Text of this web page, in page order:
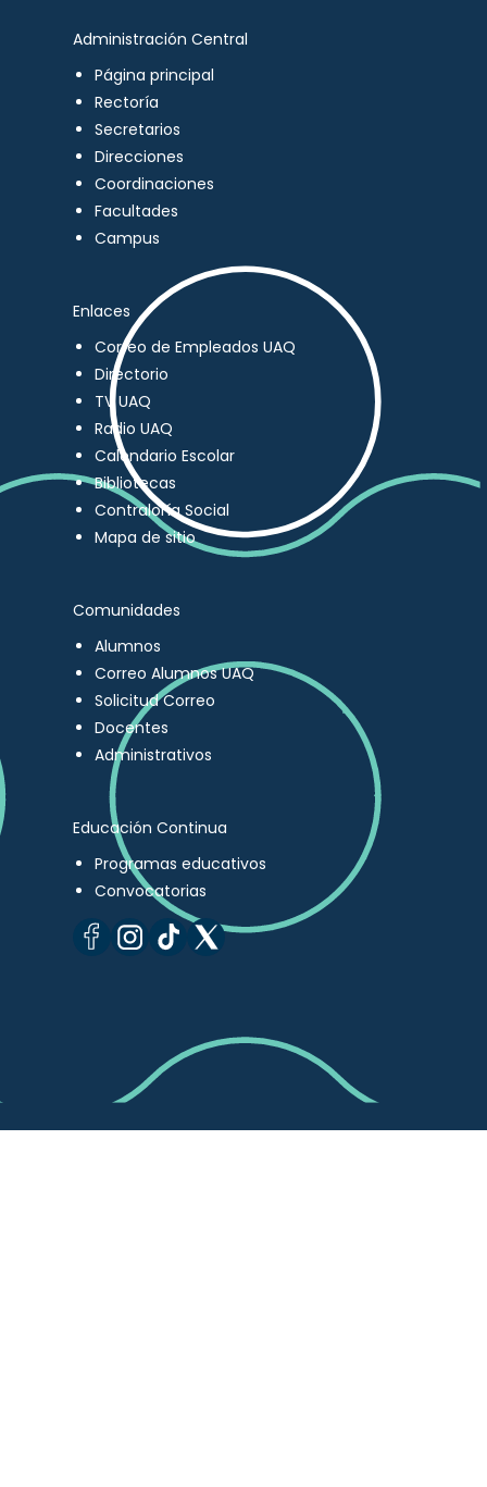
Administración Central
Página principal
Rectoría
Secretarios
Direcciones
Coordinaciones
Facultades
Campus
Enlaces
Correo de Empleados UAQ
Directorio
TV UAQ
Radio UAQ
Calendario Escolar
Bibliotecas
Contraloría Social
Mapa de sitio
Comunidades
Alumnos
Correo Alumnos UAQ
Solicitud Correo
Docentes
Administrativos
Educación Continua
Programas educativos
Convocatorias